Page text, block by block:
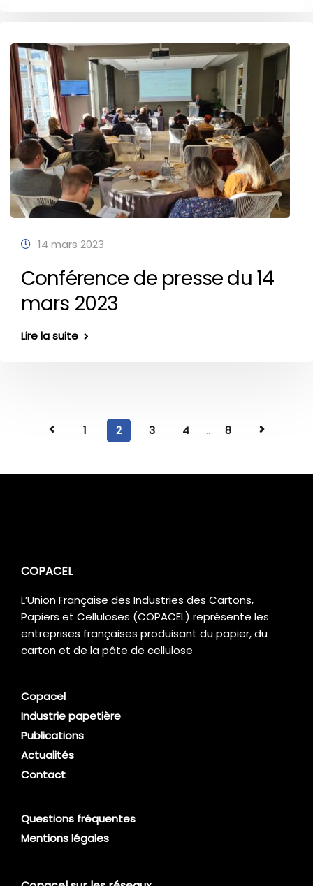
14 mars 2023
Conférence de presse du 14
mars 2023
Lire la suite
1 2 3 4 ... 8
COPACEL
L’Union Française des Industries des Cartons,
Papiers et Celluloses (COPACEL) représente les
entreprises françaises produisant du papier, du
carton et de la pâte de cellulose
Copacel
Industrie papetière
Publications
Actualités
Contact
Questions fréquentes
Mentions légales